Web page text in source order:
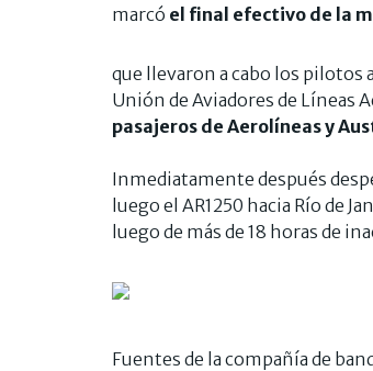
marcó el final efectivo de la
que llevaron a cabo los pilotos
Unión de Aviadores de Líneas
pasajeros de Aerolíneas y
Inmediatamente después
luego el AR1250 hacia Río de
luego de más de 18 horas de
Fuentes de la compañía de